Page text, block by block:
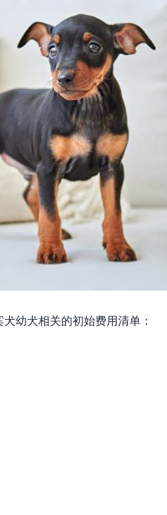
幼犬相关的初始费用清单：